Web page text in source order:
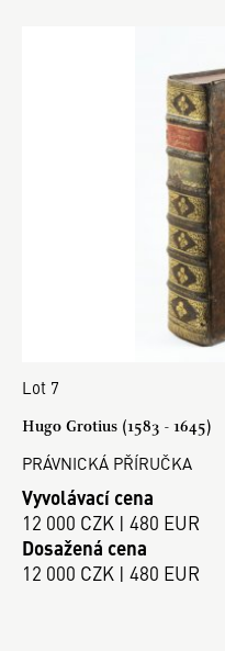
Lot 7
Hugo Grotius (1583 - 1645)
PRÁVNICKÁ PŘÍRUČKA
Vyvolávací cena
12 000 CZK | 480 EUR
Dosažená cena
12 000 CZK | 480 EUR